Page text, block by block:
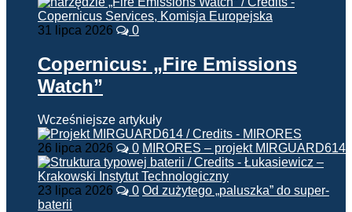
31 lipca 2026 0
Copernicus: „Fire Emissions
Watch”
Wcześniejsze artykuły
26 lipca 2026 0 MIRORES – projekt MIRGUARD614
23 lipca 2026 0 Od zużytego „paluszka” do super-
baterii